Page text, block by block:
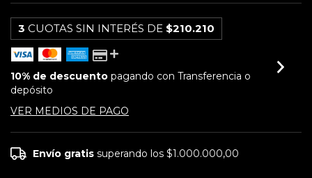
3 CUOTAS SIN INTERÉS DE $210.210
10% de descuento pagando con Transferencia o
depósito
VER MEDIOS DE PAGO
Envío gratis superando los$1.000.000,00